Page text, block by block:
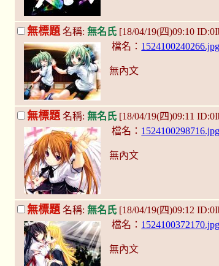
無標題 名稱: 無名氏 [18/04/19(四)09:10
檔名：
無內文
無標題 名稱: 無名氏 [18/04/19(四)09:11
檔名：
無內文
無標題 名稱: 無名氏 [18/04/19(四)09:12
檔名：
無內文